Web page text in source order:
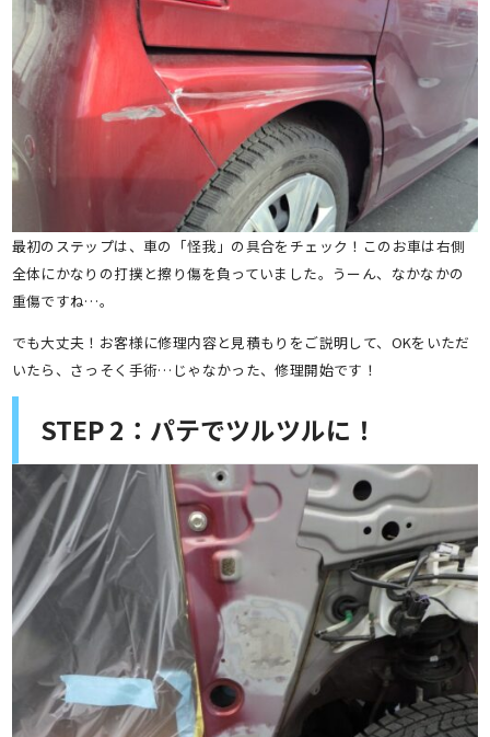
最初のステップは、車の「怪我」の具合をチェック！このお車は右側
全体にかなりの打撲と擦り傷を負っていました。うーん、なかなかの
重傷ですね…。
でも大丈夫！お客様に修理内容と見積もりをご説明して、OKをいただ
いたら、さっそく手術…じゃなかった、修理開始です！
STEP 2：パテでツルツルに！